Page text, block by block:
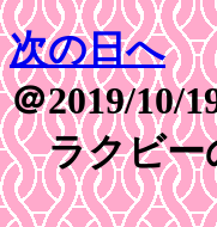
次の日へ
＠2019/10/
ラクビー